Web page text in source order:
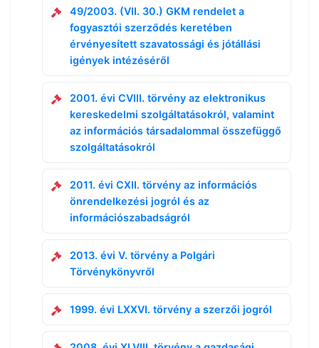
49/2003. (VII. 30.) GKM rendelet a
fogyasztói szerződés keretében
érvényesített szavatossági és jótállási
igények intézéséről
2001. évi CVIII. törvény az elektronikus
kereskedelmi szolgáltatásokról, valamint
az információs társadalommal összefüggő
szolgáltatásokról
2011. évi CXII. törvény az információs
önrendelkezési jogról és az
információszabadságról
2013. évi V. törvény a Polgári
Törvénykönyvről
1999. évi LXXVI. törvény a szerzői jogról